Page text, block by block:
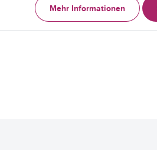
Mehr Informationen